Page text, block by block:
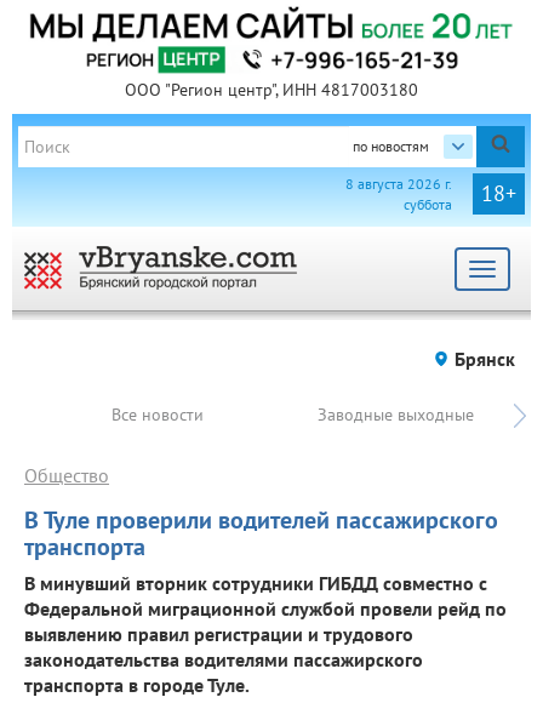
ООО "Регион центр", ИНН 4817003180
по новостям
18+
8 августа 2026 г.
суббота
Toggle
Брянск
Все новости Заводные выходные
В Туле проверили водителей пассажирского
транспорта
Общество
В минувший вторник сотрудники ГИБДД совместно с
Федеральной миграционной службой провели рейд по
выявлению правил регистрации и трудового
законодательства водителями пассажирского
транспорта в городе Туле.